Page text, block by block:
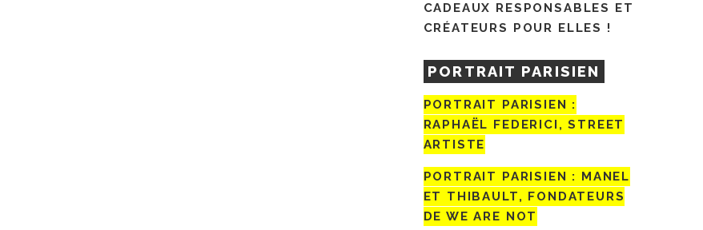
CADEAUX RESPONSABLES ET
CRÉATEURS POUR ELLES !
PORTRAIT PARISIEN
PORTRAIT PARISIEN :
RAPHAËL FEDERICI, STREET
ARTISTE
PORTRAIT PARISIEN : MANEL
ET THIBAULT, FONDATEURS
DE WE ARE NOT